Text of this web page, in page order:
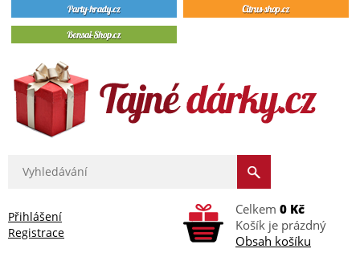
Přihlášení
Registrace
Celkem 0 Kč
Košík je prázdný
Obsah košíku